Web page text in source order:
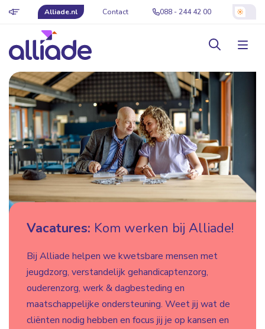
Alliade.nl Contact 088 - 244 42 00
Vacatures: Kom werken bij Alliade!
Bij Alliade helpen we kwetsbare mensen met
jeugdzorg, verstandelijk gehandicaptenzorg,
ouderenzorg, werk & dagbesteding en
maatschappelijke ondersteuning. Weet jij wat de
cliënten nodig hebben en focus jij je op kansen en